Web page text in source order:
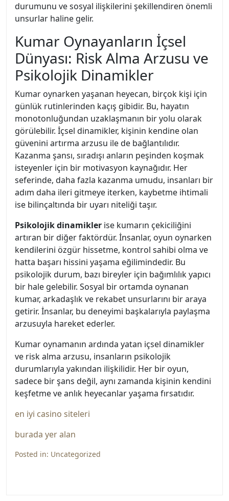
durumunu ve sosyal ilişkilerini şekillendiren önemli
unsurlar haline gelir.
Kumar Oynayanların İçsel
Dünyası: Risk Alma Arzusu ve
Psikolojik Dinamikler
Kumar oynarken yaşanan heyecan, birçok kişi için
günlük rutinlerinden kaçış gibidir. Bu, hayatın
monotonluğundan uzaklaşmanın bir yolu olarak
görülebilir. İçsel dinamikler, kişinin kendine olan
güvenini artırma arzusu ile de bağlantılıdır.
Kazanma şansı, sıradışı anların peşinden koşmak
isteyenler için bir motivasyon kaynağıdır. Her
seferinde, daha fazla kazanma umudu, insanları bir
adım daha ileri gitmeye iterken, kaybetme ihtimali
ise bilinçaltında bir uyarı niteliği taşır.
Psikolojik dinamikler ise kumarın çekiciliğini
artıran bir diğer faktördür. İnsanlar, oyun oynarken
kendilerini özgür hissetme, kontrol sahibi olma ve
hatta başarı hissini yaşama eğilimindedir. Bu
psikolojik durum, bazı bireyler için bağımlılık yapıcı
bir hale gelebilir. Sosyal bir ortamda oynanan
kumar, arkadaşlık ve rekabet unsurlarını bir araya
getirir. İnsanlar, bu deneyimi başkalarıyla paylaşma
arzusuyla hareket ederler.
Kumar oynamanın ardında yatan içsel dinamikler
ve risk alma arzusu, insanların psikolojik
durumlarıyla yakından ilişkilidir. Her bir oyun,
sadece bir şans değil, aynı zamanda kişinin kendini
keşfetme ve anlık heyecanlar yaşama fırsatıdır.
en iyi casino siteleri
burada yer alan
Posted in: Uncategorized